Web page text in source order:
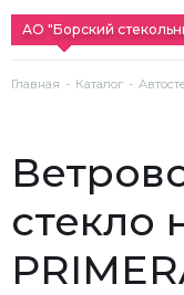
АО "Борский
Главная Каталог
ветровое зеленое
стекло